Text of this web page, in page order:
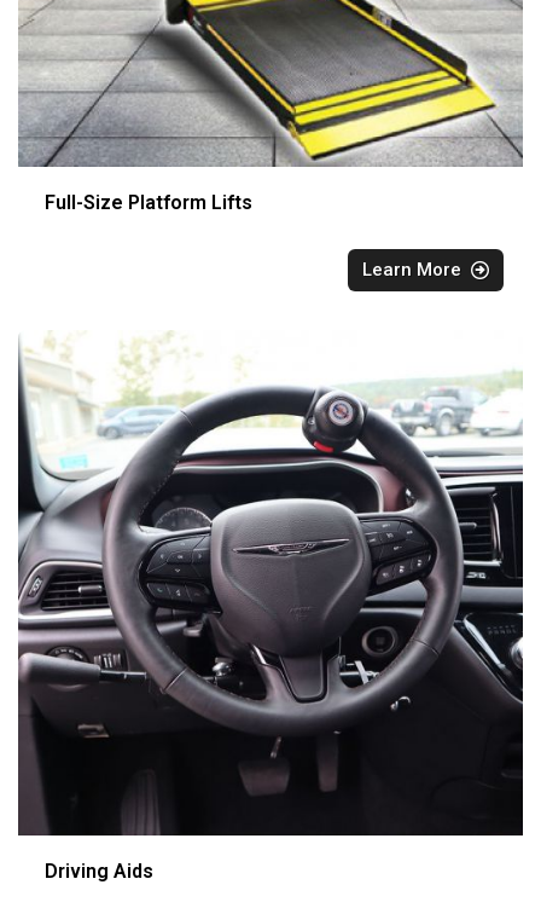
Full-Size Platform Lifts
Learn More
Driving Aids